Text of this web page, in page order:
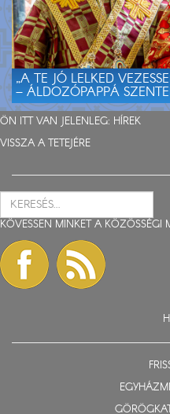
„A TE JÓ LELKED
– ÁLDOZÓPAPPÁ
ÖN ITT VAN JELENLEG: HÍREK
VISSZA A TETEJÉRE
KÖVESSEN MINKET A KÖZÖSSÉGI